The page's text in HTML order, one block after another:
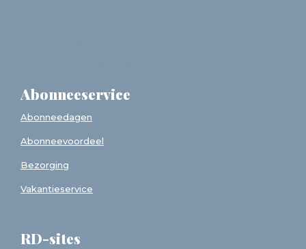
Abonneeservice
Abonneedagen
Abonneevoordeel
Bezorging
Vakantieservice
RD-sites